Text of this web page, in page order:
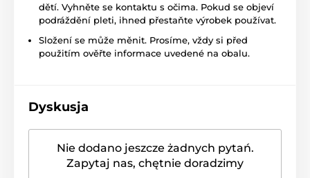
dětí. Vyhněte se kontaktu s očima. Pokud se objeví
podráždění pleti, ihned přestaňte výrobek používat.
Složení se může měnit. Prosíme, vždy si před
použitím ověřte informace uvedené na obalu.
Dyskusja
Nie dodano jeszcze żadnych pytań.
Zapytaj nas, chętnie doradzimy